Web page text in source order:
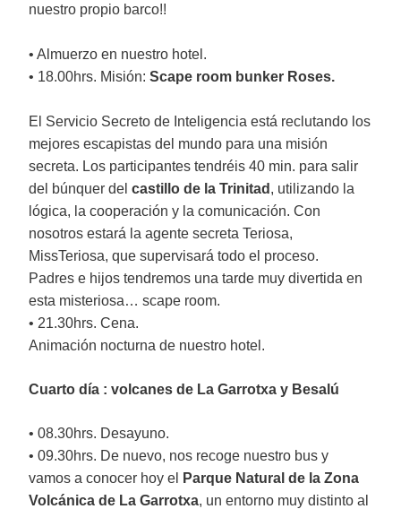
nuestro propio barco!!
• Almuerzo en nuestro hotel.
• 18.00hrs. Misión: Scape room bunker Roses.
El Servicio Secreto de Inteligencia está reclutando los
mejores escapistas del mundo para una misión
secreta. Los participantes tendréis 40 min. para salir
del búnquer del castillo de la Trinitad , utilizando la
lógica, la cooperación y la comunicación. Con
nosotros estará la agente secreta Teriosa,
MissTeriosa, que supervisará todo el proceso.
Padres e hijos tendremos una tarde muy divertida en
esta misteriosa… scape room.
• 21.30hrs. Cena.
Animación nocturna de nuestro hotel.
Cuarto día : volcanes de La Garrotxa y Besalú
• 08.30hrs. Desayuno.
• 09.30hrs. De nuevo, nos recoge nuestro bus y
vamos a conocer hoy el
Parque Natural de la Zona
Volcánica de La Garrotxa, un entorno muy distinto al